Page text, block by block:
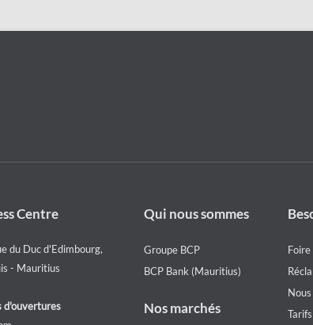
Centre
du Duc d'Edimbourg,
- Mauritius
d'ouvertures
Footer
Who
we
Qui nous sommes
Groupe BCP
BCP Bank (Mauritius)
Nos marchés
menu